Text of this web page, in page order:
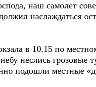
наш самолет
наслаждаться
в 10.15 по
неслись грозовые
подошли местные